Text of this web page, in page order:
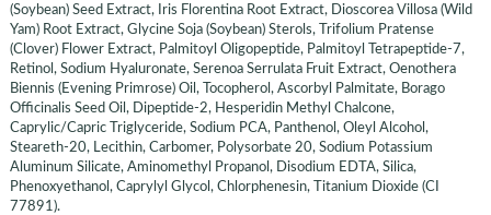
(Soybean) Seed Extract, Iris Florentina Root Extract, Dioscorea Villosa (Wild
Yam) Root Extract, Glycine Soja (Soybean) Sterols, Trifolium Pratense
(Clover) Flower Extract, Palmitoyl Oligopeptide, Palmitoyl Tetrapeptide-7,
Retinol, Sodium Hyaluronate, Serenoa Serrulata Fruit Extract, Oenothera
Biennis (Evening Primrose) Oil, Tocopherol, Ascorbyl Palmitate, Borago
Officinalis Seed Oil, Dipeptide-2, Hesperidin Methyl Chalcone,
Caprylic/Capric Triglyceride, Sodium PCA, Panthenol, Oleyl Alcohol,
Steareth-20, Lecithin, Carbomer, Polysorbate 20, Sodium Potassium
Aluminum Silicate, Aminomethyl Propanol, Disodium EDTA, Silica,
Phenoxyethanol, Caprylyl Glycol, Chlorphenesin, Titanium Dioxide (CI
77891).